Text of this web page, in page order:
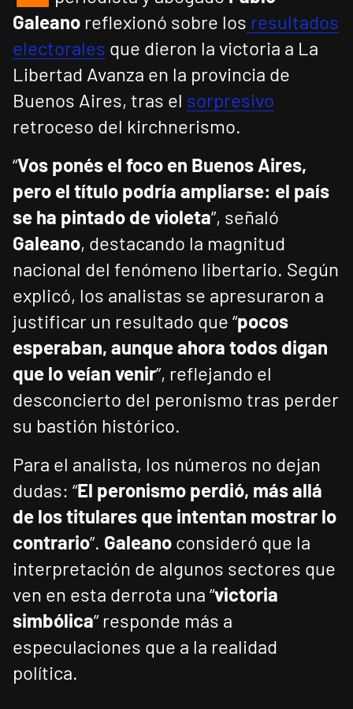
Galeano reflexionó sobre los resultados
electorales que dieron la victoria a La
Libertad Avanza en la provincia de
Buenos Aires, tras el sorpresivo
retroceso del kirchnerismo.
“Vos ponés el foco en Buenos Aires,
pero el título podría ampliarse: el país
se ha pintado de violeta”, señaló
Galeano, destacando la magnitud
nacional del fenómeno libertario. Según
explicó, los analistas se apresuraron a
justificar un resultado que “pocos
esperaban, aunque ahora todos digan
que lo veían venir”, reflejando el
desconcierto del peronismo tras perder
su bastión histórico.
Para el analista, los números no dejan
dudas: “El peronismo perdió, más allá
de los titulares que intentan mostrar lo
contrario”. Galeano consideró que la
interpretación de algunos sectores que
ven en esta derrota una “victoria
simbólica” responde más a
especulaciones que a la realidad
política.